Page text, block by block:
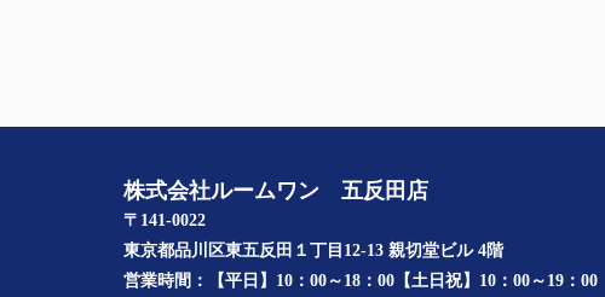
株式会社ルームワン 五反田店
〒141-0022
東京都品川区東五反田１丁目12-13 親切堂ビル 4階
営業時間：
【平日】10：00～18：00【土日祝】10：00～19：00